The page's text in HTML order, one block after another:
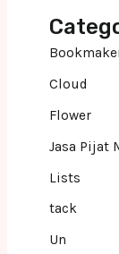
Cloud
Flower
Jasa Pijat
Lists
tack
Un